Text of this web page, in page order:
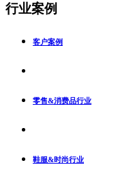
行业案例
客户案例
零售&消费品行业
鞋服&时尚行业